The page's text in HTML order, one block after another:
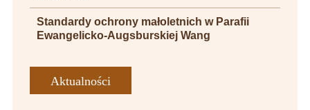
Standardy ochrony małoletnich w Parafii
Ewangelicko-Augsburskiej Wang
Aktualności